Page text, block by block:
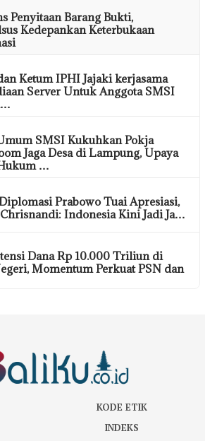
Penyitaan Barang Bukti,
Kedepankan Keterbukaan
Ketum IPHI Jajaki kerjasama
Server Untuk Anggota SMSI
SMSI Kukuhkan Pokja
Jaga Desa di Lampung, Upaya
…
Prabowo Tuai Apresiasi,
Indonesia Kini Jadi Ja…
Dana Rp 10.000 Triliun di
Momentum Perkuat PSN dan
KODE ETIK
INDEKS